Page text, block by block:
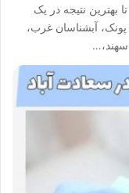
بهترین نتیجه در یک
جلسه فیشیال را داشته باشید. 09127770278 پونک، آبشناسان غرب،